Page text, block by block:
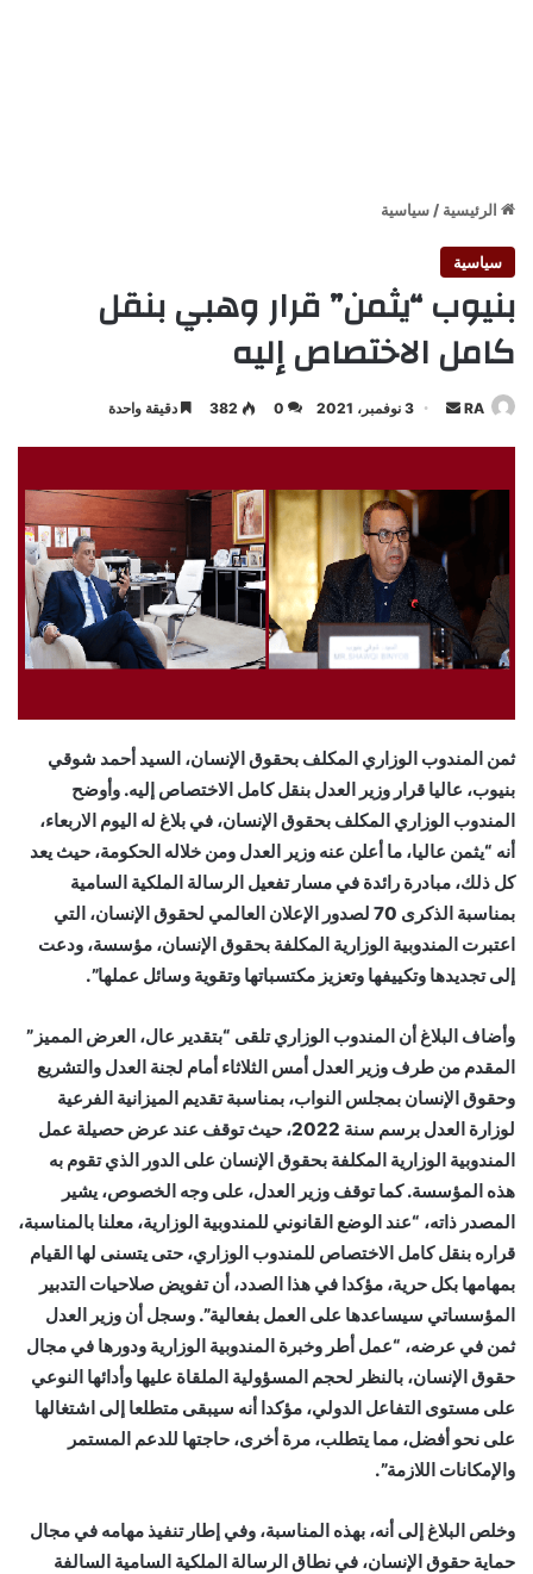
الرئيسية / سياسية
سياسية
بنيوب “يثمن” قرار وهبي بنقل
كامل الاختصاص إليه
RA
أرسل 3 نوفمبر، 2021 0
382 دقيقة واحدة
ثمن المندوب الوزاري المكلف بحقوق الإنسان، السيد أحمد شوقي
بنيوب، عاليا قرار وزير العدل بنقل كامل الاختصاص إليه. وأوضح
المندوب الوزاري المكلف بحقوق الإنسان، في بلاغ له اليوم الاربعاء،
أنه “يثمن عاليا، ما أعلن عنه وزير العدل ومن خلاله الحكومة، حيث يعد
كل ذلك، مبادرة رائدة في مسار تفعيل الرسالة الملكية السامية
بمناسبة الذكرى 70 لصدور الإعلان العالمي لحقوق الإنسان، التي
اعتبرت المندوبية الوزارية المكلفة بحقوق الإنسان، مؤسسة، ودعت
إلى تجديدها وتكييفها وتعزيز مكتسباتها وتقوية وسائل عملها”.
وأضاف البلاغ أن المندوب الوزاري تلقى “بتقدير عال، العرض المميز”
المقدم من طرف وزير العدل أمس الثلاثاء أمام لجنة العدل والتشريع
وحقوق الإنسان بمجلس النواب، بمناسبة تقديم الميزانية الفرعية
لوزارة العدل برسم سنة 2022، حيث توقف عند عرض حصيلة عمل
المندوبية الوزارية المكلفة بحقوق الإنسان على الدور الذي تقوم به
هذه المؤسسة. كما توقف وزير العدل، على وجه الخصوص، يشير
المصدر ذاته، “عند الوضع القانوني للمندوبية الوزارية، معلنا بالمناسبة،
قراره بنقل كامل الاختصاص للمندوب الوزاري، حتى يتسنى لها القيام
بمهامها بكل حرية، مؤكدا في هذا الصدد، أن تفويض صلاحيات التدبير
المؤسساتي سيساعدها على العمل بفعالية”. وسجل أن وزير العدل
ثمن في عرضه، “عمل أطر وخبرة المندوبية الوزارية ودورها في مجال
حقوق الإنسان، بالنظر لحجم المسؤولية الملقاة عليها وأدائها النوعي
على مستوى التفاعل الدولي، مؤكدا أنه سيبقى متطلعا إلى اشتغالها
على نحو أفضل، مما يتطلب، مرة أخرى، حاجتها للدعم المستمر
والإمكانات اللازمة”.
وخلص البلاغ إلى أنه، بهذه المناسبة، وفي إطار تنفيذ مهامه في مجال
حماية حقوق الإنسان، في نطاق الرسالة الملكية السامية السالفة